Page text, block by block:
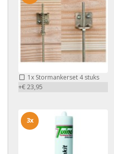
1x Stormankerset 4 stuks
+€ 23,95
3x